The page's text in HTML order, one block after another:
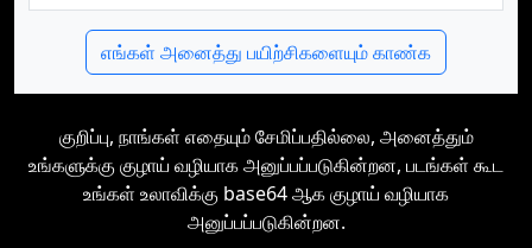
எங்கள் அனைத்து பயிற்சிகளையும் காண்க
குறிப்பு, நாங்கள் எதையும் சேமிப்பதில்லை, அனைத்தும்
உங்களுக்கு குழாய் வழியாக அனுப்பப்படுகின்றன, படங்கள் கூட
உங்கள் உலாவிக்கு base64 ஆக குழாய் வழியாக
அனுப்பப்படுகின்றன.